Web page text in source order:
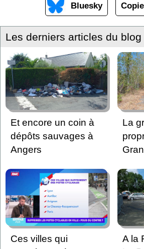
Bluesky
Les derniers articles du blog
Et encore un coin à
dépôts sauvages à
Angers
La
Ces villes qui
A la